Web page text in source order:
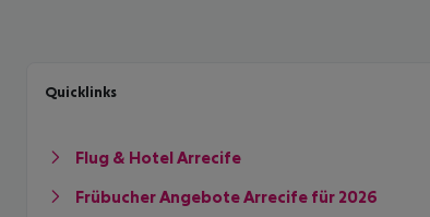
Quicklinks
Flug & Hotel Arrecife
Frübucher Angebote Arrecife für 2026